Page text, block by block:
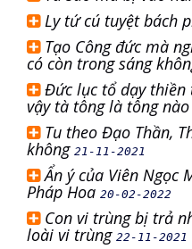
Ly tứ cú tuyệt bách
Tạo Công đức mà
có còn trong sáng
Đức lục tổ dạy thiền
vậy tà tông là tông nào
Tu theo Đạo Thần,
không 21-11-2021
Ẩn ý của Viên Ngọc
Pháp Hoa 20-02-2022
Con vi trùng bị trả
loài vi trùng 22-11-2021